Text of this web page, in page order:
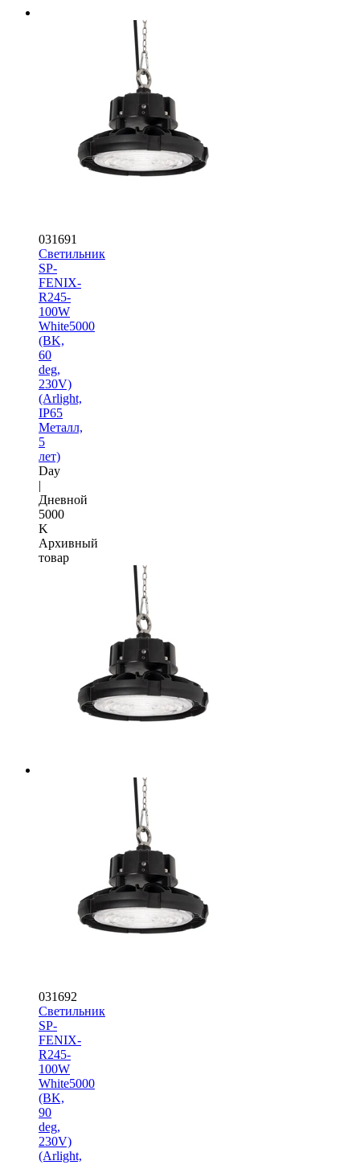
031691
Светильник
SP-
FENIX-
R245-
100W
White5000
(BK,
60
deg,
230V)
(Arlight,
IP65
Металл,
5
лет)
Day
|
Дневной
5000
K
Архивный
товар
031692
Светильник
SP-
FENIX-
R245-
100W
White5000
(BK,
90
deg,
230V)
(Arlight,